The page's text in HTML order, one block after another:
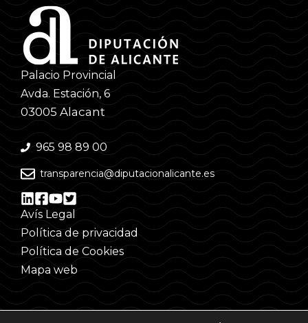
Palacio Provincial
Avda. Estación, 6
03005 Alacant
965 98 89 00
transparencia@diputacionalicante.es
Avís Legal
Política de privacidad
Política de Cookies
Mapa web